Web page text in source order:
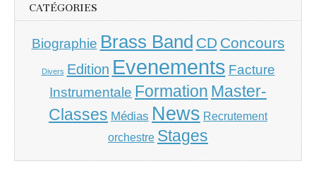
CATÉGORIES
Biographie Brass Band CD Concours
Divers Edition Evenements Facture
Instrumentale Formation Master-
Classes Médias News Recrutement
orchestre Stages